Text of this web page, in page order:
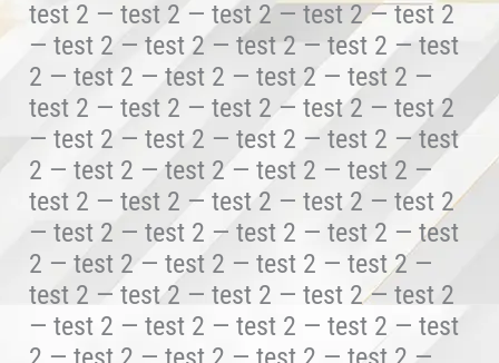
test 2 — test 2 — test 2 — test 2 — test 2
— test 2 — test 2 — test 2 — test 2 — test
2 — test 2 — test 2 — test 2 — test 2 —
test 2 — test 2 — test 2 — test 2 — test 2
— test 2 — test 2 — test 2 — test 2 — test
2 — test 2 — test 2 — test 2 — test 2 —
test 2 — test 2 — test 2 — test 2 — test 2
— test 2 — test 2 — test 2 — test 2 — test
2 — test 2 — test 2 — test 2 — test 2 —
test 2 — test 2 — test 2 — test 2 — test 2
— test 2 — test 2 — test 2 — test 2 — test